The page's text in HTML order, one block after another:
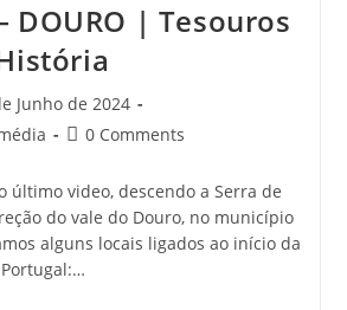
– DOURO | Tesouros
Junho de 2024
Post0 Comments
último video, descendo a Serra de
do vale do Douro, no município
alguns locais ligados ao início da